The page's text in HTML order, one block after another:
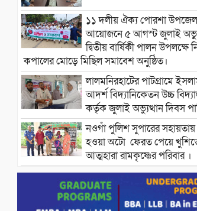
১১ দলীয় ঐক্য পোরশা
আয়োজনে ৫ আগস্ট জুলাই
দ্বিতীয় বার্ষিকী পালন উপলক্ষে
কপালের মোড়ে মিছিল সমাবেশ অনুষ্ঠিত।
লালমনিরহাটের পাটগ্রামে
আদর্শ বিদ্যানিকেতন উচ্চ
কর্তৃক জুলাই অভ্যুত্থান দিবস
নওগাঁ পুলিশ সুপারের
হওয়া অটো ফেরত পেয়ে
আত্মহারা রামকৃষ্ণের পরিবার ।
বিদ্যুৎ ও জ্বালানির অতিরিক্ত
যা করতে বললেন প্রধানমন্ত্রীর
উপদেষ্টা।